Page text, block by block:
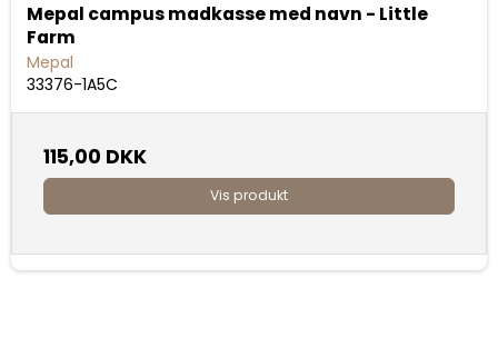
Mepal campus madkasse med navn - Little
Farm
Mepal
33376-1A5C
115,00 DKK
Vis produkt